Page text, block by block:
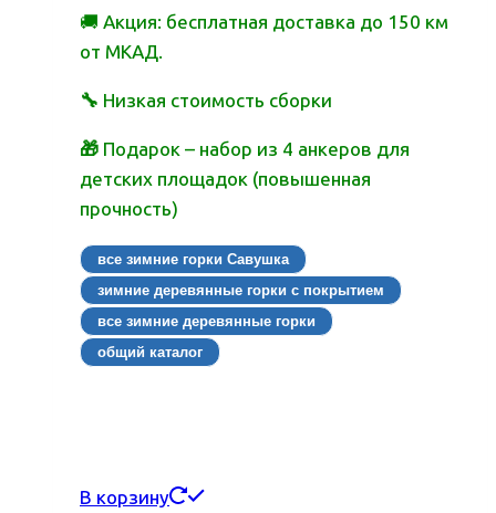
🚚 Акция: бесплатная доставка до 150 км
от МКАД.
🔧 Низкая стоимость сборки
🎁 Подарок – набор из 4 анкеров для
детских площадок (повышенная
прочность)
все зимние горки Савушка
зимние деревянные горки с покрытием
все зимние деревянные горки
общий каталог
В корзину